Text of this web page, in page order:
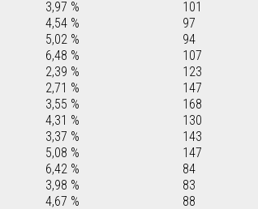
3,97 % 101
4,54 % 97
5,02 % 94
6,48 % 107
2,39 % 123
2,71 % 147
3,55 % 168
4,31 % 130
3,37 % 143
5,08 % 147
6,42 % 84
3,98 % 83
4,67 % 88